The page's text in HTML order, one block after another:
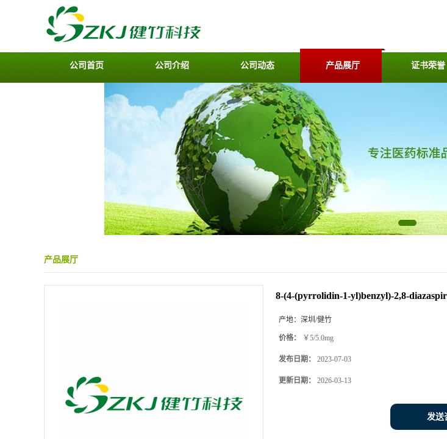
公司首页 公司介绍 公司动态 产品展厅 证书荣誉
产品展厅
8-(4-(pyrrolidin-1-yl)benzyl)-2,8-
产地： 深圳/健竹
价格： ￥5/5.0mg
发布日期： 2023-07-03
更新日期： 2026-03-13
发送